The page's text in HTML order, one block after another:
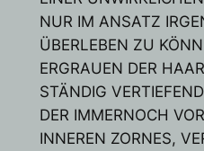
NUR IM ANSATZ
ÜBERLEBEN ZU
ERGRAUEN DER
STÄNDIG
DER IMMERNOCH
INNEREN ZORNES,